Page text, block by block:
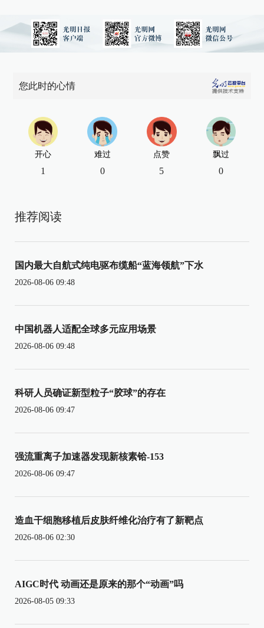
您此时的心情
开心
1
难过
0
点赞
5
飘过
0
推荐阅读
国内最大自航式纯电驱布缆船“蓝海领航”下水
2026-08-06 09:48
中国机器人适配全球多元应用场景
2026-08-06 09:48
科研人员确证新型粒子“胶球”的存在
2026-08-06 09:47
强流重离子加速器发现新核素铪-153
2026-08-06 09:47
造血干细胞移植后皮肤纤维化治疗有了新靶点
2026-08-06 02:30
AIGC时代 动画还是原来的那个“动画”吗
2026-08-05 09:33